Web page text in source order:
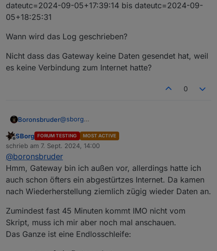
dateutc=2024-09-05+17:39:14 bis dateutc=2024-09-
05+18:25:31
Wann wird das Log geschrieben?
Nicht dass das Gateway keine Daten gesendet hat, weil
es keine Verbindung zum Internet hatte?
0
Boronsbruder@sborg
Mir ist aber gerade aufgefallen, dass im
Wetterstations-Log weit über 15 Minuten keine
Daten kamen:
dateutc=2024-09-05+17:39:14 bis
dateutc=2024-09-05+18:25:31
Wann wird das Log geschrieben?
Nicht dass das Gateway keine Daten gesendet
hatte?
Offline
SBorg FORUM TESTING MOST ACTIVE
schrieb am 7. Sept. 2024, 14:00
zuletzt editiert von
@boronsbruder
Hmm, Gateway bin ich außen vor, allerdings hatte ich
auch schon öfters ein abgestürtzes Internet. Da kamen
nach Wiederherstellung ziemlich zügig wieder Daten an.
Zumindest fast 45 Minuten kommt IMO nicht vom
Skript, muss ich mir aber noch mal anschauen.
Das Ganze ist eine Endlosschleife: